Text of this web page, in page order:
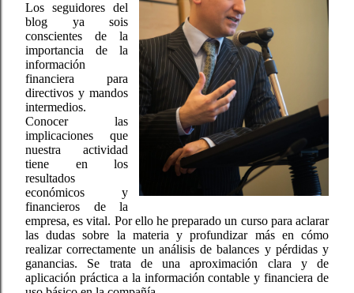
Los seguidores del
blog ya sois
conscientes de la
importancia de la
información
financiera para
directivos y mandos
intermedios.
Conocer las
implicaciones que
nuestra actividad
tiene en los
resultados
económicos y
financieros de la
empresa, es vital. Por ello he preparado un curso para aclarar
las dudas sobre la materia y profundizar más en cómo
realizar correctamente un análisis de balances y pérdidas y
ganancias. Se trata de una aproximación clara y de
aplicación práctica a la información contable y financiera de